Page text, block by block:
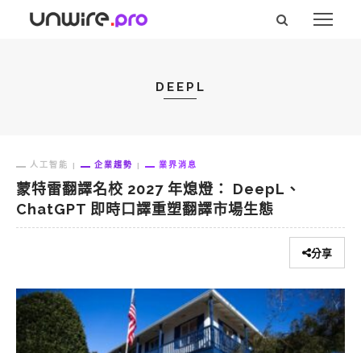
DEEPL
人工智能 企業趨勢 業界消息
蒙特雷翻譯名校 2027 年熄燈： DeepL、
ChatGPT 即時口譯重塑翻譯市場生態
分享